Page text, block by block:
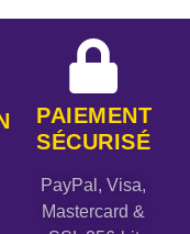
PAIEMENT
SÉCURISÉ
PayPal, Visa,
Mastercard &